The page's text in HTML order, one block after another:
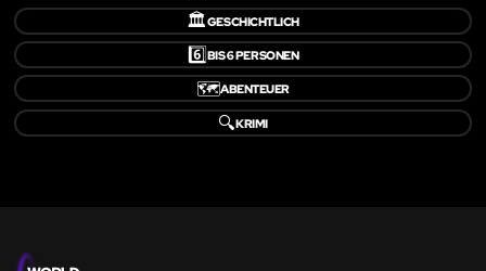
🏛️GESCHICHTLICH
6️⃣BIS 6 PERSONEN
🗺️ABENTEUER
🔍KRIMI